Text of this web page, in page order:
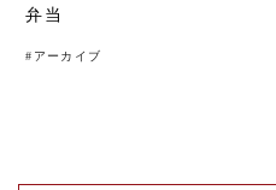
弁当
# アーカイブ